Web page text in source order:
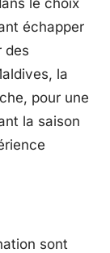
le choix
échapper
des
la
pour une
la saison
sont